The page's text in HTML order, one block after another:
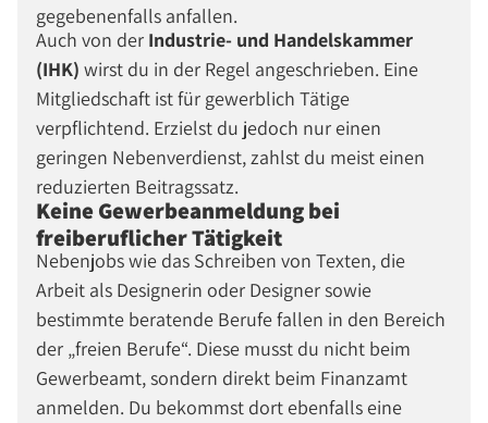
gegebenenfalls anfallen.
Auch von der Industrie- und Handelskammer
(IHK) wirst du in der Regel angeschrieben. Eine
Mitgliedschaft ist für gewerblich Tätige
verpflichtend. Erzielst du jedoch nur einen
geringen Nebenverdienst, zahlst du meist einen
reduzierten Beitragssatz.
Keine Gewerbeanmeldung bei
freiberuflicher Tätigkeit
Nebenjobs wie das Schreiben von Texten, die
Arbeit als Designerin oder Designer sowie
bestimmte beratende Berufe fallen in den Bereich
der freien Berufe . Diese musst du nicht beim
Gewerbeamt, sondern direkt beim Finanzamt
anmelden. Du bekommst dort ebenfalls eine